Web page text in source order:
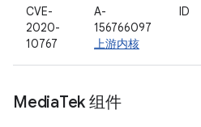
CVE-
2020-
10767
A-
156766097
上游内核
ID
MediaTek 组件